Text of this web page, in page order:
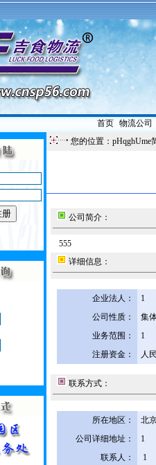
首页| 物流公司
您的位置：pHqghUme
公司简介：
555
详细信息：
企业法人：
1
公司性质：
集
业务范围：
1
注册资金：
人
联系方式：
所在地区：
北
公司详细地址：
1
联系人：
1